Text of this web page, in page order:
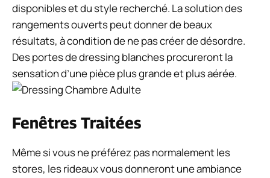
disponibles et du style recherché. La solution des
rangements ouverts peut donner de beaux
résultats, à condition de ne pas créer de désordre.
Des portes de dressing blanches procureront la
sensation d’une pièce plus grande et plus aérée.
Fenêtres Traitées
Même si vous ne préférez pas normalement les
stores, les rideaux vous donneront une ambiance